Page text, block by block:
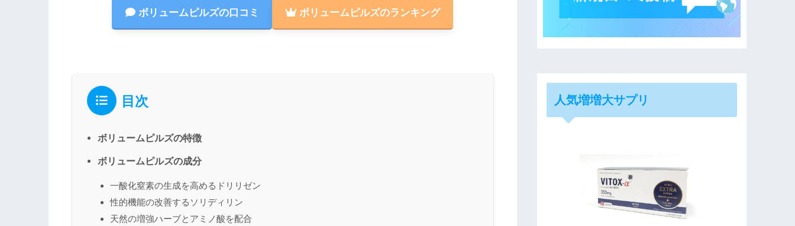
ボリュームピルズの口コミ ボリュームピルズのランキング
目次
ボリュームピルズの特徴
ボリュームピルズの成分
一酸化窒素の生成を高めるドリリゼン
性的機能の改善するソリディリン
天然の増強ハーブとアミノ酸を配合
人気増増大サプリ